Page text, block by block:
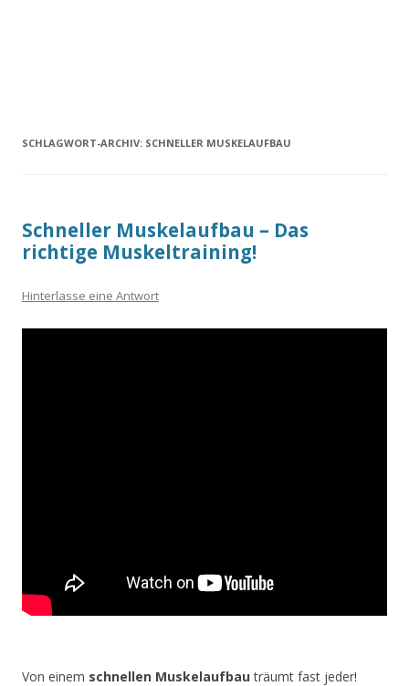
SCHLAGWORT-ARCHIV: SCHNELLER MUSKELAUFBAU
Schneller Muskelaufbau – Das
richtige Muskeltraining!
Hinterlasse eine Antwort
Von einem schnellen Muskelaufbauträumt fast jeder!